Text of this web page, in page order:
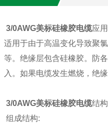
3/0AWG美标硅橡胶电缆应用
适用于由于高温变化导致聚
等。绝缘层包含硅橡胶。防
入。如果电缆发生燃烧，绝
3/0AWG美标硅橡胶电缆结构
组成结构: